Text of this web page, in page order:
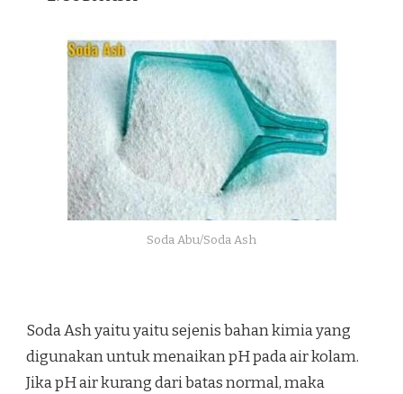
Soda Abu/Soda Ash
Soda Ash yaitu yaitu sejenis bahan kimia yang
digunakan untuk menaikan pH pada air kolam.
Jika pH air kurang dari batas normal, maka